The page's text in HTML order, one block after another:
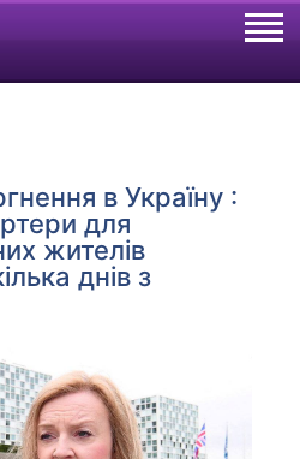
в Україну :
для
жителів
днів з